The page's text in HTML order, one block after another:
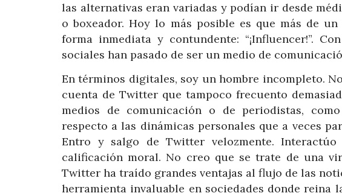
las alternativas eran variadas y podían ir desde
o boxeador. Hoy lo más posible es que más de
forma inmediata y contundente: “¡Influencer!”.
sociales han pasado de ser un medio de
En términos digitales, soy un hombre incompleto.
cuenta de Twitter que tampoco frecuento
medios de comunicación o de periodistas,
respecto a las dinámicas personales que a veces
Entro y salgo de Twitter velozmente.
calificación moral. No creo que se trate de una
Twitter ha traído grandes ventajas al flujo de las
herramienta invaluable en sociedades donde reina